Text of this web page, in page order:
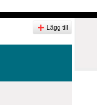
Lägg till